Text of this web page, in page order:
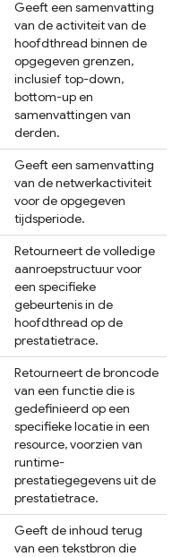
Geeft een samenvatting
van de activiteit van de
hoofdthread binnen de
opgegeven grenzen,
inclusief top-down,
bottom-up en
samenvattingen van
derden.
Geeft een samenvatting
van de netwerkactiviteit
voor de opgegeven
tijdsperiode.
Retourneert de volledige
aanroepstructuur voor
een specifieke
gebeurtenis in de
hoofdthread op de
prestatietrace.
Retourneert de broncode
van een functie die is
gedefinieerd op een
specifieke locatie in een
resource, voorzien van
runtime-
prestatiegegevens uit de
prestatietrace.
Geeft de inhoud terug
van een tekstbron die